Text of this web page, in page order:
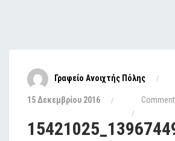
Γραφείο Ανοιχτής Πόλης
15 Δεκεμβρίου 2016